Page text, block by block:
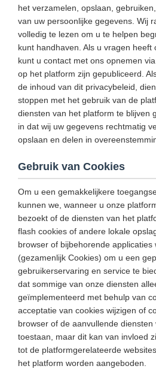
het verzamelen, opslaan,
van uw persoonlijke gegevens. Wij
volledig te lezen om u te helpen
kunt handhaven. Als u vragen heeft
kunt u contact met ons opnemen
op het platform zijn gepubliceerd.
de inhoud van dit privacybeleid,
stoppen met het gebruik van de
diensten van het platform te blijven
in dat wij uw gegevens rechtmatig
opslaan en delen in
Gebruik van Cookies
Om u een gemakkelijkere
kunnen we, wanneer u onze
bezoekt of de diensten van het
flash cookies of andere lokale
browser of bijbehorende applicaties
(gezamenlijk Cookies) om u een
gebruikerservaring en service te
dat sommige van onze diensten
geïmplementeerd met behulp van
acceptatie van cookies wijzigen of
browser of de aanvullende
toestaan, maar dit kan van invloed
tot de platformgerelateerde
het platform worden aangeboden.